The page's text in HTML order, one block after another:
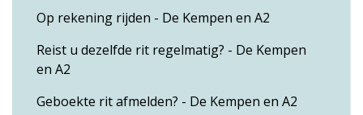
Op rekening rijden - De Kempen en A2
Reist u dezelfde rit regelmatig? - De Kempen
en A2
Geboekte rit afmelden? - De Kempen en A2